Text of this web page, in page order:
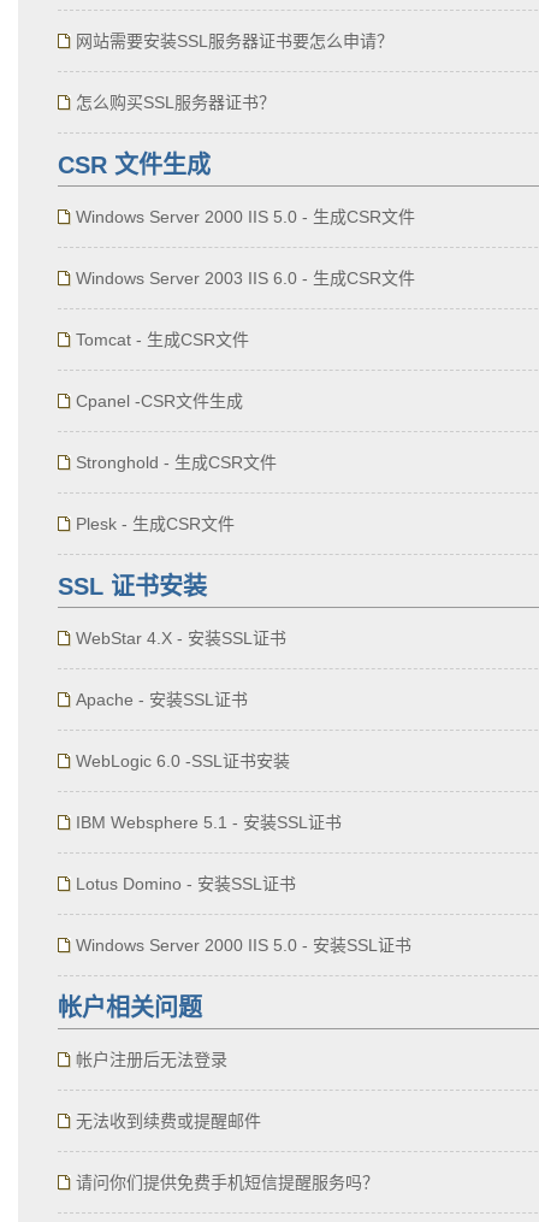
网站需要安装SSL服务器证书要怎么申请？
怎么购买SSL服务器证书？
CSR 文件生成
Windows Server 2000 IIS 5.0 - 生成CSR文件
Windows Server 2003 IIS 6.0 - 生成CSR文件
Tomcat - 生成CSR文件
Cpanel -CSR文件生成
Stronghold - 生成CSR文件
Plesk - 生成CSR文件
SSL 证书安装
WebStar 4.X - 安装SSL证书
Apache - 安装SSL证书
WebLogic 6.0 -SSL证书安装
IBM Websphere 5.1 - 安装SSL证书
Lotus Domino - 安装SSL证书
Windows Server 2000 IIS 5.0 - 安装SSL证书
帐户相关问题
帐户注册后无法登录
无法收到续费或提醒邮件
请问你们提供免费手机短信提醒服务吗？